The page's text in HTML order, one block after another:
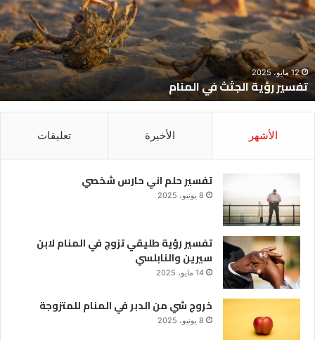
المنام
12 مايو، 2025
تفسير رؤية الجثث في المنام
الأشهر الأخيرة تعليقات
تفسير حلم اني حارس شخصي
8 يونيو، 2025
تفسير رؤية طليقي تزوج في المنام لابن
سيرين والنابلسي
14 مايو، 2025
خروج شي من الدبر في المنام للمتزوجة
8 يونيو، 2025